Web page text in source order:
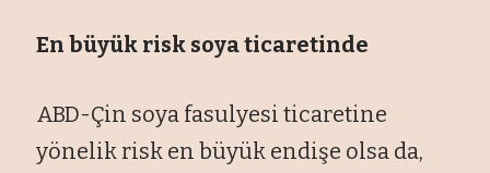
En büyük risk soya ticaretinde
ABD-Çin soya fasulyesi ticaretine
yönelik risk en büyük endişe olsa da,